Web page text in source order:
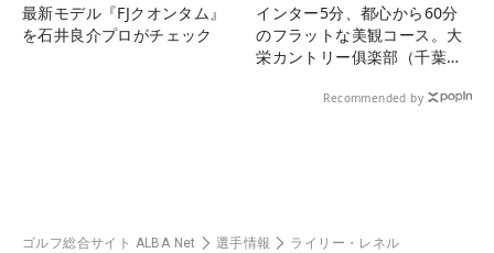
最新モデル『FJクオンタム』
を石井良介プロがチェック
インター5分、都心から60分
のフラットな美観コース。大
栄カントリー俱楽部（千葉
Recommended by
ゴルフ総合サイト ALBA Net 選手情報 ライリー・レネル